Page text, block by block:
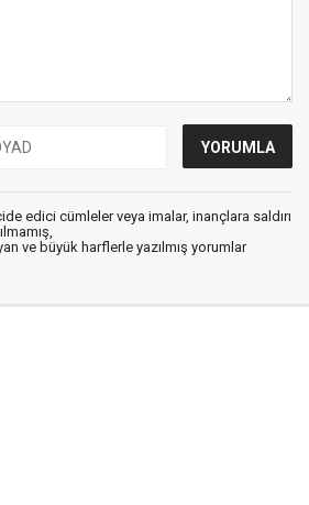
edici cümleler veya imalar, inançlara saldırı
ve büyük harflerle yazılmış yorumlar